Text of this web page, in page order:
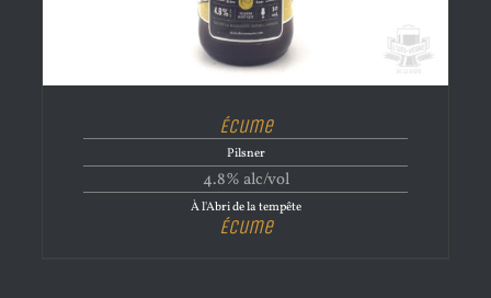
Écume
Pilsner
4.8% alc/vol
À l'Abri de la tempête
Écume